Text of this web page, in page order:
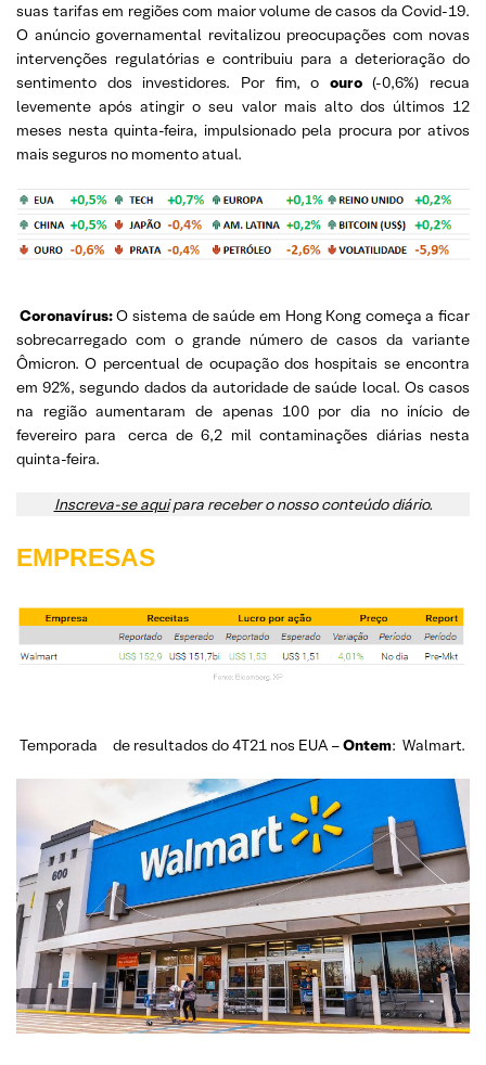
suas tarifas em regiões com maior volume de casos da Covid-19.
O anúncio governamental revitalizou preocupações com novas
intervenções regulatórias e contribuiu para a deterioração do
sentimento dos investidores. Por fim, o ouro(-0,6%) recua
levemente após atingir o seu valor mais alto dos últimos 12
meses nesta quinta-feira, impulsionado pela procura por ativos
mais seguros no momento atual.
Coronavírus:O sistema de saúde em Hong Kong começa a ficar
sobrecarregado com o grande número de casos da variante
Ômicron. O percentual de ocupação dos hospitais se encontra
em 92%, segundo dados da autoridade de saúde local. Os casos
na região aumentaram de apenas 100 por dia no início de
fevereiro para
cerca de 6,2 mil contaminações diárias nesta
quinta-feira.
Inscreva-se aquipara receber o nosso conteúdo diário.
EMPRESAS
Temporada de resultados do 4T21 nos EUA –Ontem: Walmart.